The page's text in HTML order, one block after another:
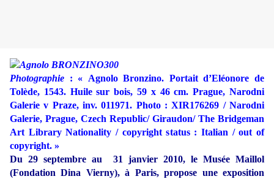
Photographie : « Agnolo Bronzino. Portait d’Eléonore de
Tolède, 1543. Huile sur bois, 59 x 46 cm. Prague, Narodni
Galerie v Praze, inv. 011971. Photo : XIR176269 / Narodni
Galerie, Prague, Czech Republic/ Giraudon/ The Bridgeman
Art Library Nationality / copyright status : Italian / out of
copyright. »
Du 29 septembre au 31 janvier 2010, le Musée Maillol
(Fondation Dina Vierny), à Paris, propose une exposition